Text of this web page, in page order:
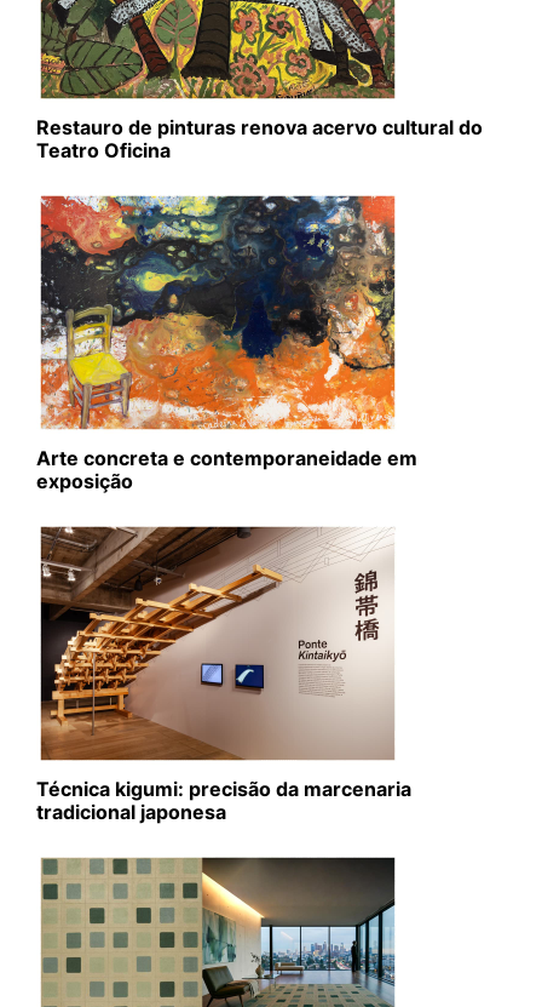
Restauro de pinturas renova acervo cultural do
Teatro Oficina
Arte concreta e contemporaneidade em
exposição
Técnica kigumi: precisão da marcenaria
tradicional japonesa